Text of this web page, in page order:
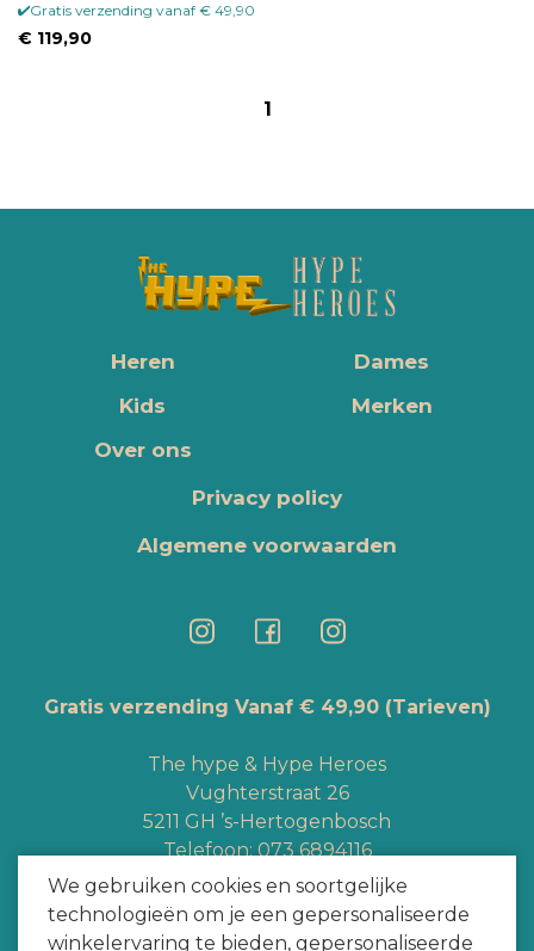
We gebruiken cookies en soortgelijke
technologieën om je een gepersonaliseerde
winkelervaring te bieden, gepersonaliseerde
Gratis verzending vanaf € 49,90
€ 119,90
1
Heren
Dames
Kids
Merken
Over ons
Privacy policy
Algemene voorwaarden
Gratis verzending Vanaf € 49,90 (Tarieven)
The hype & Hype Heroes
Vughterstraat 26
5211 GH ’s-Hertogenbosch
Telefoon:073 6894116
Whatsapp:+3165363328
info@hypeheroes.com